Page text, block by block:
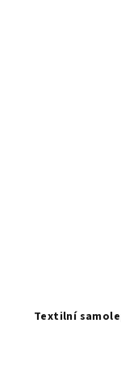
Textilní